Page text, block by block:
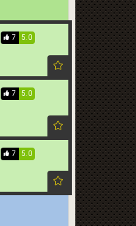
7
5.0
7
5.0
7
5.0